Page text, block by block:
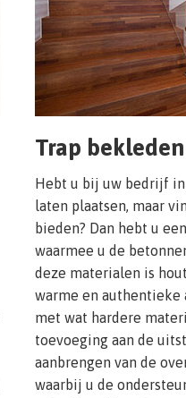
Trap
Hebt u bij uw bedrijf
laten plaatsen, maar
bieden? Dan hebt u
waarmee u de
deze materialen is
warme en
met wat hardere
toevoeging aan de
aanbrengen van de
waarbij u de